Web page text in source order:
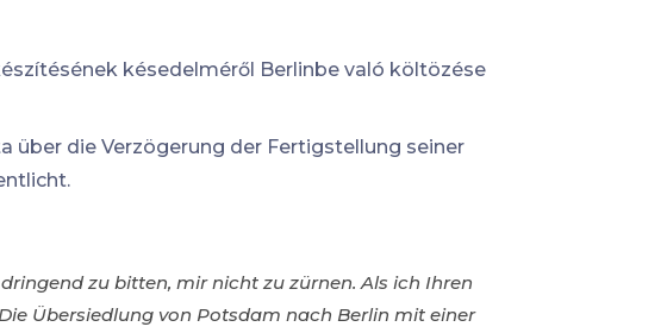
késedelméről Berlinbe való költözése
über die Verzögerung der Fertigstellung seiner
zu bitten, mir nicht zu zürnen. Als ich Ihren
Übersiedlung von Potsdam nach Berlin mit einer